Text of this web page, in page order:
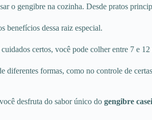
o gengibre na cozinha. Desde pratos
benefícios dessa raiz especial.
certos, você pode colher entre 7 e 12
diferentes formas, como no controle de
desfruta do sabor único do gengibre